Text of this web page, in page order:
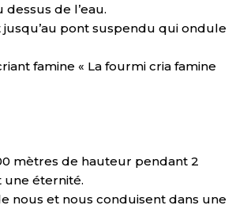
de l’eau.
pont suspendu qui ondule
famine « La fourmi cria famine
mètres de hauteur pendant 2
une éternité.
nous et nous conduisent dans une